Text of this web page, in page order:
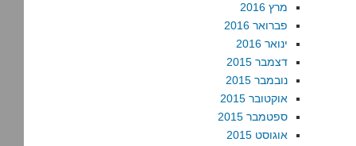
מרץ 2016
פברואר 2016
ינואר 2016
דצמבר 2015
נובמבר 2015
אוקטובר 2015
ספטמבר 2015
אוגוסט 2015